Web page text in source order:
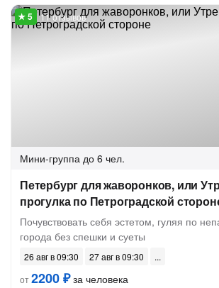
11 отзывов
Мини-группа до 6 чел.
Петербург для жаворонков, или
прогулка по Петроградской
Почувствовать себя эстетом, гуляя по
города без спешки и суеты
26 авг в 09:30
27 авг в 09:30
от2200 ₽за человека